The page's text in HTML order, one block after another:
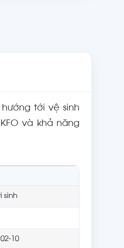
tới vệ sinh
và khả năng
sinh
10